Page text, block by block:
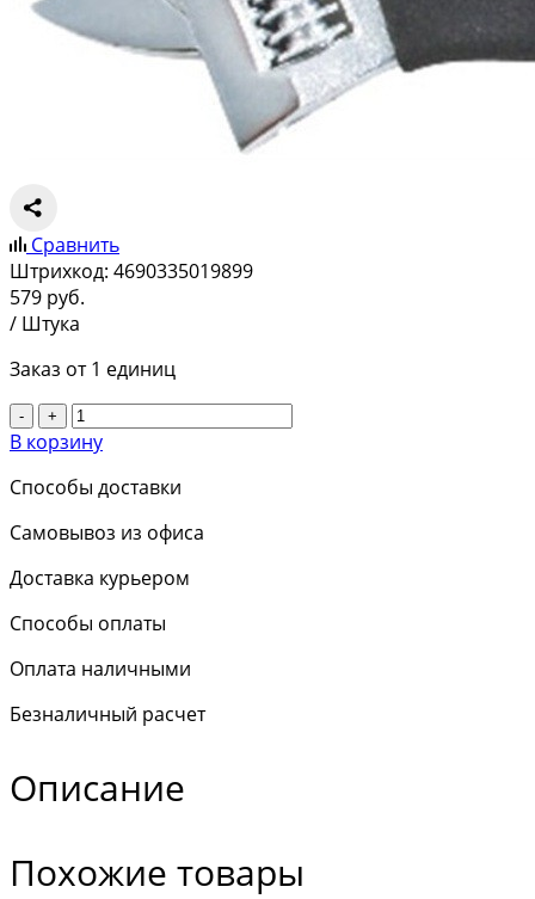
Сравнить
Штрихкод: 4690335019899
579 руб.
/ Штука
Заказ от 1 единиц
- +
В корзину
Способы доставки
Самовывоз из офиса
Доставка курьером
Способы оплаты
Оплата наличными
Безналичный расчет
Описание
Похожие товары